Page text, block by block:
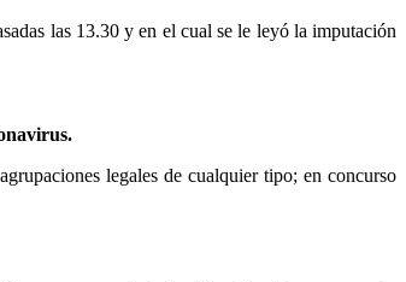
las 13.30 y en el cual se le leyó la imputación
legales de cualquier tipo; en concurso